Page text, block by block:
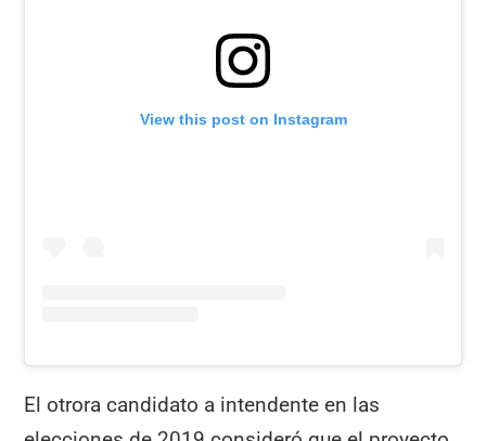
View this post on Instagram
El otrora candidato a intendente en las